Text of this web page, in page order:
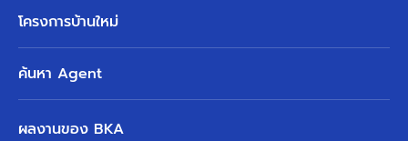
โครงการบ้านใหม่
ค้นหา Agent
ผลงานของ BKA